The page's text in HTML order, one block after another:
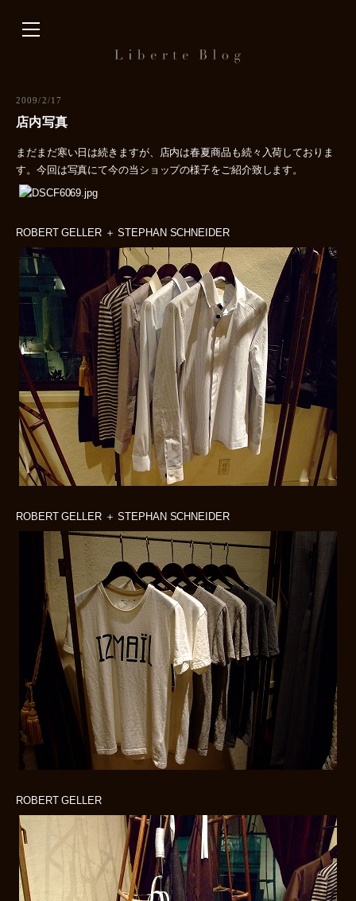
プ
2009/2/17
店内写真
まだまだ寒い日は続きますが、店内は春夏商品も続々入荷しておりま
す。今回は写真にて今の当ショップの様子をご紹介致します。
ROBERT GELLER ＋ STEPHAN SCHNEIDER
ROBERT GELLER ＋ STEPHAN SCHNEIDER
ROBERT GELLER